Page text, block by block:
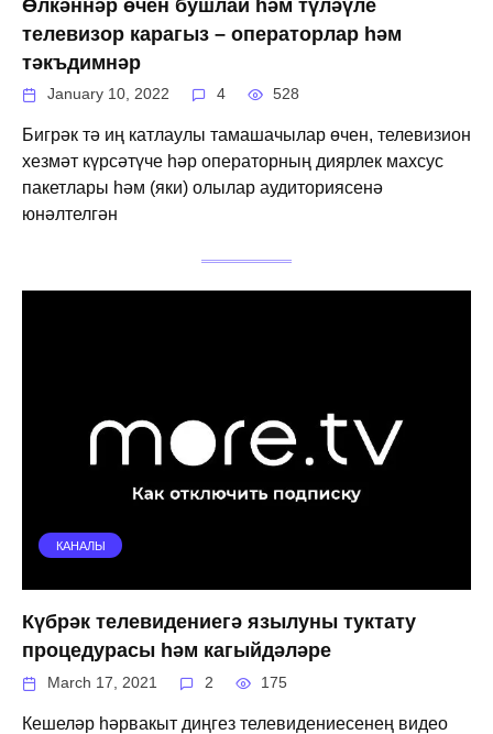
Өлкәннәр өчен бушлай һәм түләүле
телевизор карагыз – операторлар һәм
тәкъдимнәр
January 10, 2022 4 528
Бигрәк тә иң катлаулы тамашачылар өчен, телевизион
хезмәт күрсәтүче һәр операторның диярлек махсус
пакетлары һәм (яки) олылар аудиториясенә
юнәлтелгән
КАНАЛЫ
Күбрәк телевидениегә язылуны туктату
процедурасы һәм кагыйдәләре
March 17, 2021 2 175
Кешеләр һәрвакыт диңгез телевидениесенең видео